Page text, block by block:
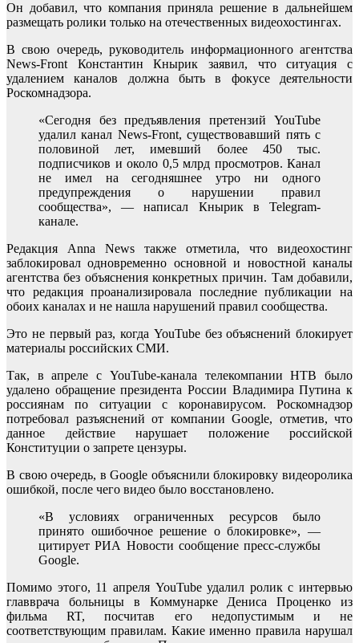
Он добавил, что компания приняла решение в дальнейшем
размещать ролики только на отечественных видеохостингах.
В свою очередь, руководитель информационного агентства
News-Front Константин Кнырик заявил, что ситуация с
удалением каналов должна быть в фокусе деятельности
Роскомнадзора.
«Сегодня без предъявления претензий YouTube
удалил канал News-Front, существовавший пять с
половиной лет, имевший более 450 тыс.
подписчиков и около 0,5 млрд просмотров. Канал
не имел на сегодняшнее утро ни одного
предупреждения о нарушении правил
сообщества», — написал Кнырик в Telegram-
канале.
Редакция Anna News также отметила, что видеохостинг
заблокировал одновременно основной и новостной каналы
агентства без объяснения конкретных причин. Там добавили,
что редакция проанализировала последние публикации на
обоих каналах и не нашла нарушений правил сообщества.
Это не первый раз, когда YouTube без объяснений блокирует
материалы российских СМИ.
Так, в апреле с YouTube-канала телекомпании НТВ было
удалено обращение президента России Владимира Путина к
россиянам по ситуации с коронавирусом. Роскомнадзор
потребовал разъяснений от компании Google, отметив, что
данное действие нарушает положение российской
Конституции о запрете цензуры.
В свою очередь, в Google объяснили блокировку видеоролика
ошибкой, после чего видео было восстановлено.
«В условиях ограниченных ресурсов было
принято ошибочное решение о блокировке», —
цитирует РИА Новости сообщение пресс-службы
Google.
Помимо этого, 11 апреля YouTube удалил ролик с интервью
главврача больницы в Коммунарке Дениса Проценко из
фильма RT, посчитав его недопустимым и не
соответствующим правилам. Какие именно правила нарушал